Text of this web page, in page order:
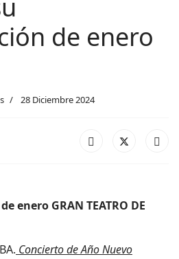
de enero
28 Diciembre 2024
enero GRAN TEATRO DE
Concierto de Año Nuevo